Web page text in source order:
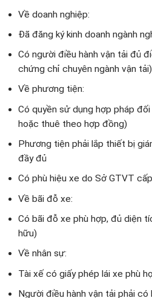
Về doanh nghiệp:
Đã đăng ký kinh doanh ngành
Có người điều hành vận tải đủ
chứng chỉ chuyên ngành vận tải)
Về phương tiện:
Có quyền sử dụng hợp pháp
hoặc thuê theo hợp đồng)
Phương tiện phải lắp thiết bị
đầy đủ
Có phù hiệu xe do Sở GTVT cấp
Về bãi đỗ xe:
Có bãi đỗ xe phù hợp, đủ diện
hữu)
Về nhân sự:
Tài xế có giấy phép lái xe phù
Người điều hành vận tải phải